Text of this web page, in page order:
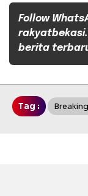
Follow
berita
Tag :